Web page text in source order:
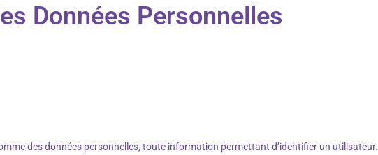
Données Personnelles
des données personnelles, toute information permettant d’identifier un utilisateur.